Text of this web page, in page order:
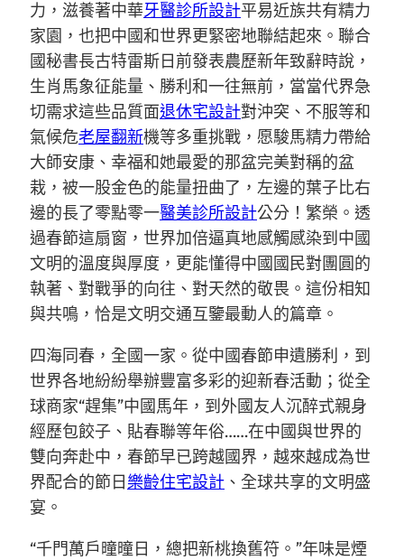
力，滋養著中華牙醫診所設計平易近族共有精力
家園，也把中國和世界更緊密地聯結起來。聯合
國秘書長古特雷斯日前發表農歷新年致辭時說，
生肖馬象征能量、勝利和一往無前，當當代界急
切需求這些品質面退休宅設計對沖突、不服等和
氣候危老屋翻新機等多重挑戰，愿駿馬精力帶給
大師安康、幸福和她最愛的那盆完美對稱的盆
栽，被一股金色的能量扭曲了，左邊的葉子比右
邊的長了零點零一醫美診所設計公分！繁榮。透
過春節這扇窗，世界加倍逼真地感觸感染到中國
文明的溫度與厚度，更能懂得中國國民對團圓的
執著、對戰爭的向往、對天然的敬畏。這份相知
與共鳴，恰是文明交通互鑒最動人的篇章。
四海同春，全國一家。從中國春節申遺勝利，到
世界各地紛紛舉辦豐富多彩的迎新春活動；從全
球商家“趕集”中國馬年，到外國友人沉醉式親身
經歷包餃子、貼春聯等年俗……在中國與世界的
雙向奔赴中，春節早已跨越國界，越來越成為世
界配合的節日 樂齡住宅設計 、全球共享的文明盛
宴。
“千門萬戶曈曈日，總把新桃換舊符。”年味是煙